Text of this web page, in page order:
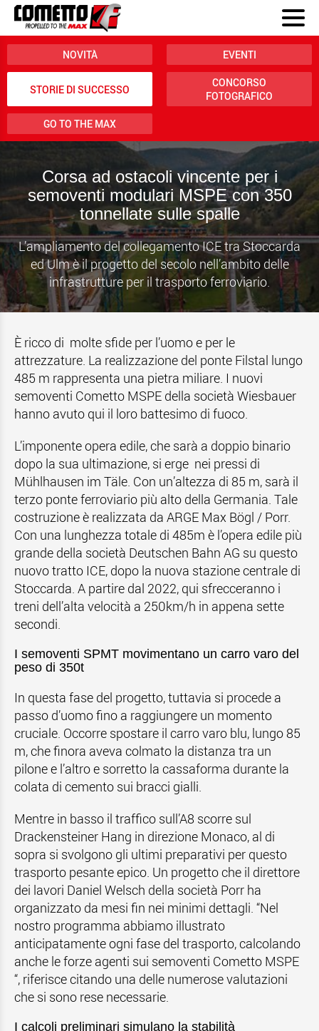
NOVITÀ EVENTI
STORIE DI SUCCESSO
CONCORSO
FOTOGRAFICO
GO TO THE MAX
Corsa ad ostacoli vincente per i
semoventi modulari MSPE con 350
tonnellate sulle spalle
L’ampliamento del collegamento ICE tra Stoccarda
ed Ulm è il progetto del secolo nell’ambito delle
infrastrutture per il trasporto ferroviario.
È ricco di molte sfide per l’uomo e per le
attrezzature. La realizzazione del ponte Filstal lungo
485 m rappresenta una pietra miliare. I nuovi
semoventi Cometto MSPE della società Wiesbauer
hanno avuto qui il loro battesimo di fuoco.
L’imponente opera edile, che sarà a doppio binario
dopo la sua ultimazione, si erge nei pressi di
Mühlhausen im Täle. Con un’altezza di 85 m, sarà il
terzo ponte ferroviario più alto della Germania. Tale
costruzione è realizzata da ARGE Max Bögl / Porr.
Con una lunghezza totale di 485m è l’opera edile più
grande della società Deutschen Bahn AG su questo
nuovo tratto ICE, dopo la nuova stazione centrale di
Stoccarda. A partire dal 2022, qui sfrecceranno i
treni dell’alta velocità a 250km/h in appena sette
secondi.
I semoventi SPMT movimentano un carro varo del
peso di 350t
In questa fase del progetto, tuttavia si procede a
passo d’uomo fino a raggiungere un momento
cruciale. Occorre spostare il carro varo blu, lungo 85
m, che finora aveva colmato la distanza tra un
pilone e l’altro e sorretto la cassaforma durante la
colata di cemento sui bracci gialli.
Mentre in basso il traffico sull’A8 scorre sul
Drackensteiner Hang in direzione Monaco, al di
sopra si svolgono gli ultimi preparativi per questo
trasporto pesante epico. Un progetto che il direttore
dei lavori Daniel Welsch della società Porr ha
organizzato da mesi fin nei minimi dettagli. “Nel
nostro programma abbiamo illustrato
anticipatamente ogni fase del trasporto, calcolando
anche le forze agenti sui semoventi Cometto MSPE
“, riferisce citando una delle numerose valutazioni
che si sono rese necessarie.
I calcoli preliminari simulano la stabilità